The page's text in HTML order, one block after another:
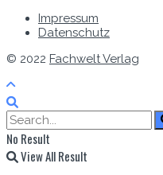
Impressum
Datenschutz
© 2022 Fachwelt Verlag
No Result
View All Result